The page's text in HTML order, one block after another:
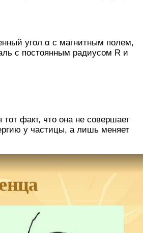
угол α с магнитным полем,
с постоянным радиусом R и
факт, что она не совершает
у частицы, а лишь меняет